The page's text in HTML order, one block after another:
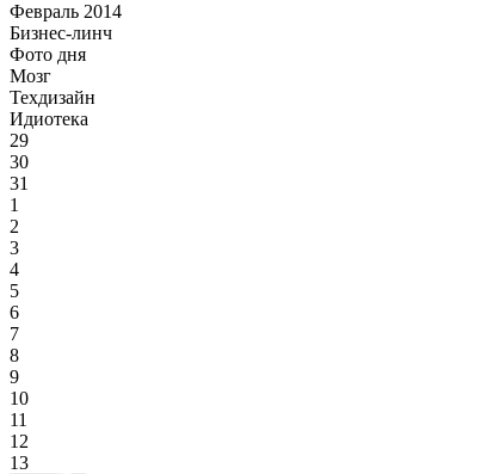
Февраль 2014
Бизнес-линч
Фото дня
Мозг
Техдизайн
Идиотека
29
30
31
1
2
3
4
5
6
7
8
9
10
11
12
13